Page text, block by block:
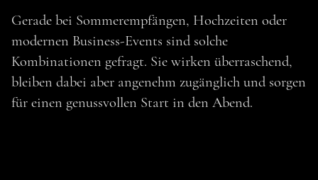
Gerade bei Sommerempfängen, Hochzeiten oder
modernen Business-Events sind solche
Kombinationen gefragt. Sie wirken überraschend,
bleiben dabei aber angenehm zugänglich und sorgen
für einen genussvollen Start in den Abend.